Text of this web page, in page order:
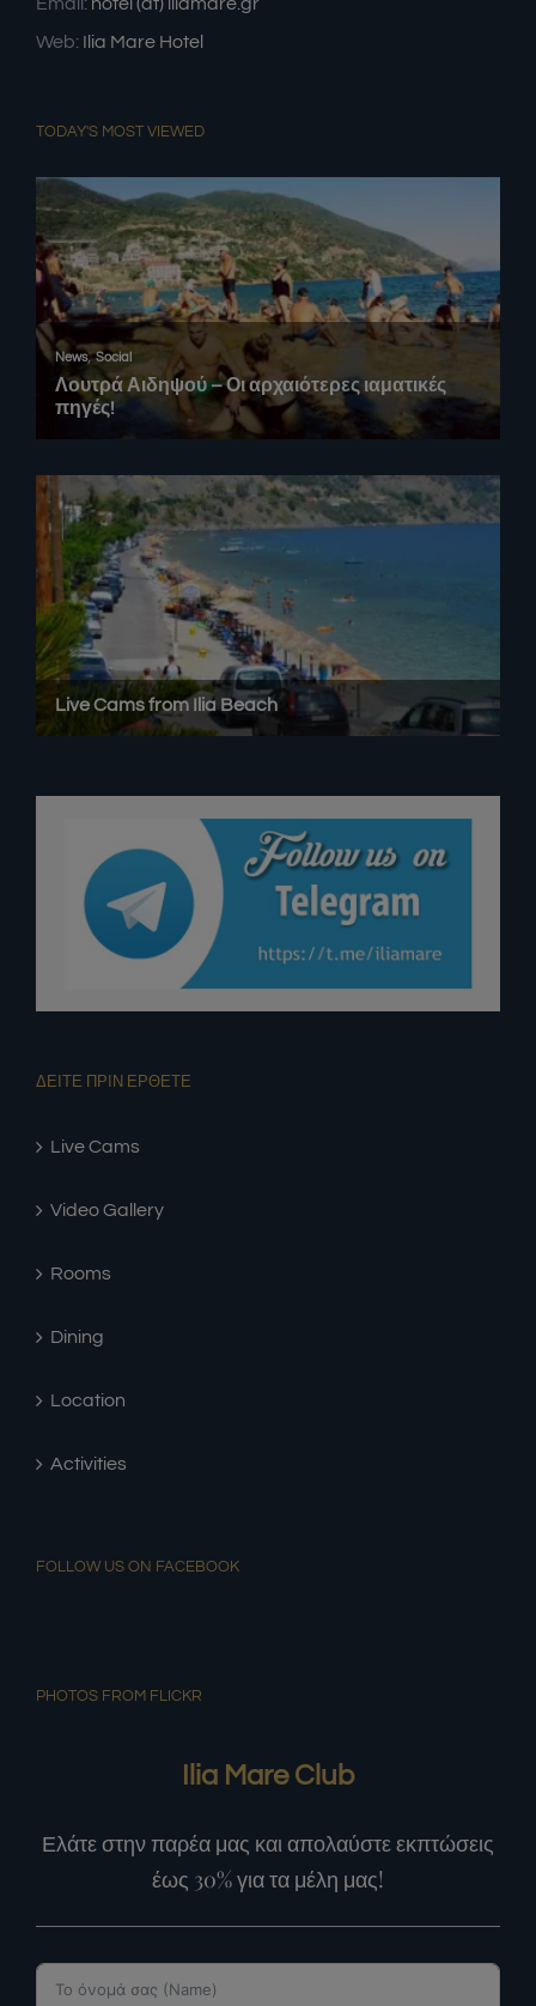
Email: hotel (at) iliamare.gr
Web: Ilia Mare Hotel
TODAY'S MOST VIEWED
ΔΕΙΤΕ ΠΡΙΝ ΕΡΘΕΤΕ
Live Cams
Video Gallery
Rooms
Dining
Location
Activities
FOLLOW US ON FACEBOOK
PHOTOS FROM FLICKR
Ilia Mare Club
Ελάτε στην παρέα μας και απολαύστε εκπτώσεις
έως 30% για τα μέλη μας!